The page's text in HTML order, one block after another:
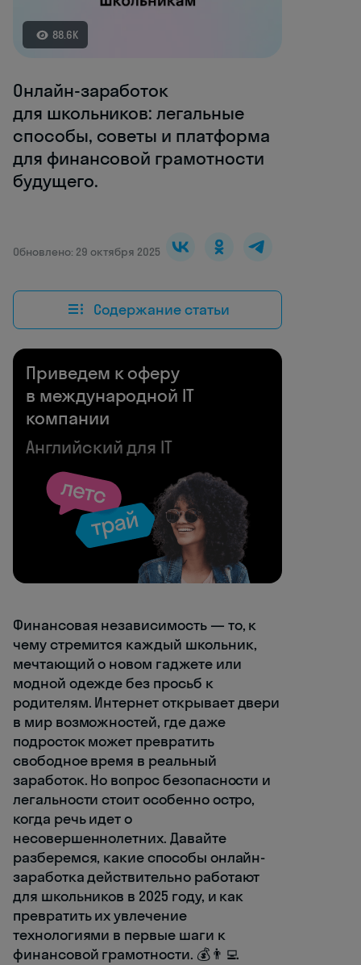
88.6K
Онлайн-заработок
для школьников: легальные
способы, советы и платформа
для финансовой грамотности
будущего.
Обновлено: 29 октября 2025
Содержание статьи
Приведем к оферу
в международной IT
компании
Английский для IT
Финансовая независимость — то, к
чему стремится каждый школьник,
мечтающий о новом гаджете или
модной одежде без просьб к
родителям. Интернет открывает двери
в мир возможностей, где даже
подросток может превратить
свободное время в реальный
заработок. Но вопрос безопасности и
легальности стоит особенно остро,
когда речь идет о
несовершеннолетних. Давайте
разберемся, какие способы онлайн-
заработка действительно работают
для школьников в 2025 году, и как
превратить их увлечение
технологиями в первые шаги к
финансовой грамотности. 💰👨‍💻